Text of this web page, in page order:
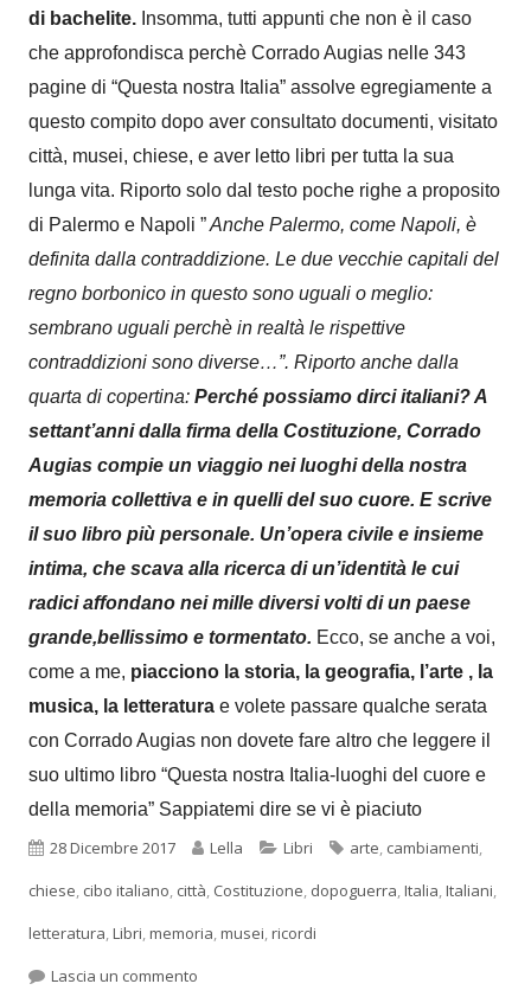
di bachelite. Insomma, tutti appunti che non è il caso
che approfondisca perchè Corrado Augias nelle 343
pagine di “Questa nostra Italia” assolve egregiamente a
questo compito dopo aver consultato documenti, visitato
città, musei, chiese, e aver letto libri per tutta la sua
lunga vita. Riporto solo dal testo poche righe a proposito
di Palermo e Napoli ”Anche Palermo, come Napoli, è
definita dalla contraddizione. Le due vecchie capitali del
regno borbonico in questo sono uguali o meglio:
sembrano uguali perchè in realtà le rispettive
contraddizioni sono diverse…”. Riporto anche dalla
quarta di copertina: Perché possiamo dirci italiani? A
settant’anni dalla firma della Costituzione, Corrado
Augias compie un viaggio nei luoghi della nostra
memoria collettiva e in quelli del suo cuore. E scrive
il suo libro più personale. Un’opera civile e insieme
intima, che scava alla ricerca di un’identità le cui
radici affondano nei mille diversi volti di un paese
grande,bellissimo e tormentato. Ecco, se anche a voi,
come a me, piacciono la storia, la geografia, l’arte , la
musica, la letteratura e volete passare qualche serata
con Corrado Augias non dovete fare altro che leggere il
suo ultimo libro “Questa nostra Italia-luoghi del cuore e
della memoria” Sappiatemi dire se vi è piaciuto
Pubblicato
28 Dicembre 2017 Autore
Lella Categorie
Libri Tag
arte, cambiamenti,
chiese, cibo italiano, città, Costituzione, dopoguerra,Italia,Italiani,
letteratura,Libri,memoria,musei,ricordi
Lascia un commento